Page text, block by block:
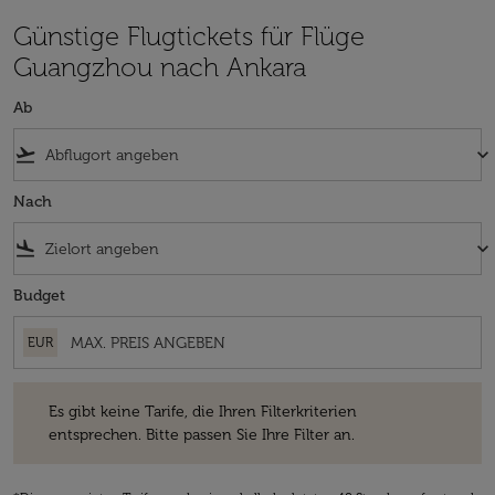
Günstige Flugtickets für Flüge
Guangzhou nach Ankara
Ab
flight_takeoff keyboard_arrow_down
Nach
flight_land keyboard_arrow_down
Budget
EUR
Es gibt keine Tarife, die Ihren Filterkriterien
entsprechen. Bitte passen Sie Ihre Filter an.